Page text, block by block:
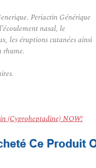
Periactin Générique
nasal, le
les éruptions cutanées ainsi
rhume.
(Cyproheptadine) NOW!